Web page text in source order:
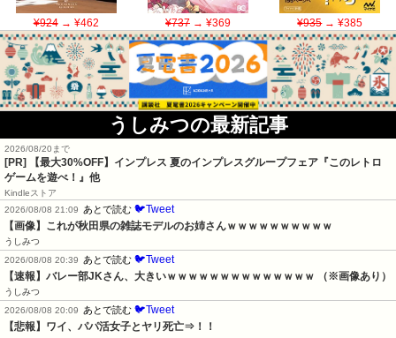
¥924→ ¥462 ¥737→ ¥369 ¥935→ ¥385
うしみつの最新記事
2026/08/20まで
[PR]
【最大30%OFF】インプレス 夏のインプレスグループフェア『このレトロ
ゲームを遊べ！』他
Kindleストア
2026/08/08 21:09
あとで読む 🐦Tweet
【画像】これが秋田県の雑誌モデルのお姉さんｗｗｗｗｗｗｗｗｗｗ
うしみつ
2026/08/08 20:39
あとで読む 🐦Tweet
【速報】バレー部JKさん、大きいｗｗｗｗｗｗｗｗｗｗｗｗｗｗ （※画像あり）
うしみつ
2026/08/08 20:09
あとで読む 🐦Tweet
【悲報】ワイ、パパ活女子とヤリ死亡⇒！！